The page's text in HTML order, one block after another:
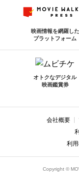
映画情報を網羅した
プラットフォーム
オトクなデジタル
映画鑑賞券
会社概要
利
Copyright ©